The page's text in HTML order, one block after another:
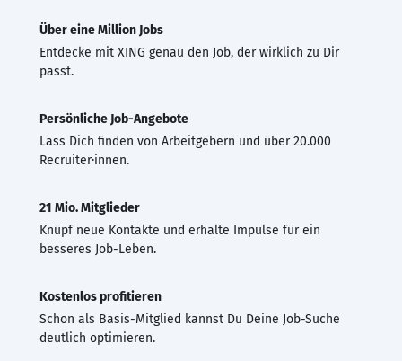
Über eine Million Jobs
Entdecke mit XING genau den Job, der wirklich zu Dir
passt.
Persönliche Job-Angebote
Lass Dich finden von Arbeitgebern und über 20.000
Recruiter·innen.
21 Mio. Mitglieder
Knüpf neue Kontakte und erhalte Impulse für ein
besseres Job-Leben.
Kostenlos profitieren
Schon als Basis-Mitglied kannst Du Deine Job-Suche
deutlich optimieren.